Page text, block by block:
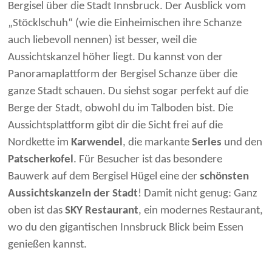
Bergisel über die Stadt Innsbruck. Der Ausblick vom
„Stöcklschuh“ (wie die Einheimischen ihre Schanze
auch liebevoll nennen) ist besser, weil die
Aussichtskanzel höher liegt. Du kannst von der
Panoramaplattform der Bergisel Schanze über die
ganze Stadt schauen. Du siehst sogar perfekt auf die
Berge der Stadt, obwohl du im Talboden bist. Die
Aussichtsplattform gibt dir die Sicht frei auf die
Nordkette im Karwendel, die markanteSerles und den
Patscherkofel. Für Besucher ist das besondere
Bauwerk auf dem Bergisel Hügel eine derschönsten
Aussichtskanzeln der Stadt! Damit nicht genug: Ganz
oben ist dasSKY Restaurant, ein modernes Restaurant,
wo du den gigantischen Innsbruck Blick beim Essen
genießen kannst.